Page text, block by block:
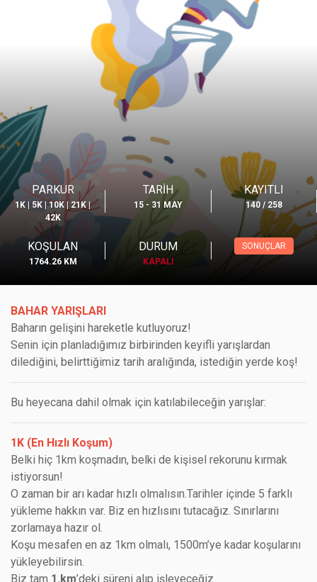
PARKUR
1K | 5K | 10K | 21K |
42K
TARİH
15 - 31 MAY
KAYITLI
140/ 258
KOŞULAN
1764.26KM
DURUM
KAPALI
SONUÇLAR
BAHAR YARIŞLARI
Baharın gelişini hareketle kutluyoruz!
Senin için planladığımız birbirinden keyifli yarışlardan
dilediğini, belirttiğimiz tarih aralığında, istediğin yerde koş!
Bu heyecana dahil olmak için katılabileceğin yarışlar:
1K (En Hızlı Koşum)
Belki hiç 1km koşmadın, belki de kişisel rekorunu kırmak
istiyorsun!
O zaman bir arı kadar hızlı olmalısın.Tarihler içinde 5 farklı
yükleme hakkın var. Biz en hızlısını tutacağız. Sınırlarını
zorlamaya hazır ol.
Koşu mesafen en az 1km olmalı, 1500m’ye kadar koşularını
yükleyebilirsin.
Biz tam 1.km’deki süreni alıp işleyeceğiz.